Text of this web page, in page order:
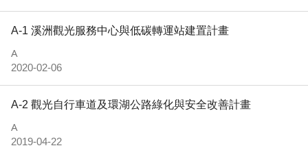
A-1 溪洲觀光服務中心與低碳轉運站建置計畫
A
2020-02-06
A-2 觀光自行車道及環湖公路綠化與安全改善計畫
A
2019-04-22